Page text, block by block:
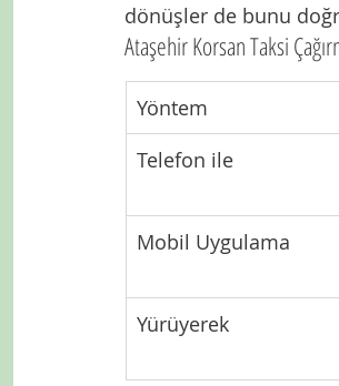
dönüşler de bunu
Ataşehir Korsan Taksi
Yöntem
Telefon ile
Mobil Uygulama
Yürüyerek